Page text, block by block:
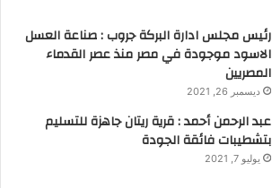
رئيس مجلس ادارة البركة جروب : صناعة العسل
الاسود موجودة في مصر منذ عصر القدماء
المصريين
ديسمبر 26, 2021
عبد الرحمن أحمد : قرية ريتان جاهزة للتسليم
بتشطيبات فائقة الجودة
يوليو 7, 2021